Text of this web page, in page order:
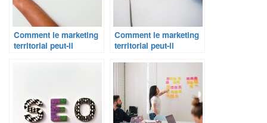
Comment le marketing
territorial peut-il
Comment le marketing
territorial peut-il